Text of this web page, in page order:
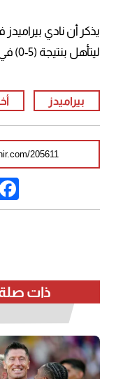
يذكر أن نادي
ليتأهل بنتيجة (5-0) في مجموع المباراتين.
بيراميدز
ذات